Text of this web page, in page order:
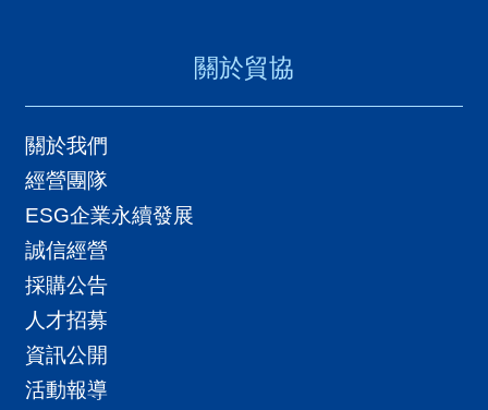
美
國
對
等
關
稅
貿
關於貿協
關於我們
經營團隊
ESG企業永續發展
誠信經營
採購公告
人才招募
資訊公開
活動報導